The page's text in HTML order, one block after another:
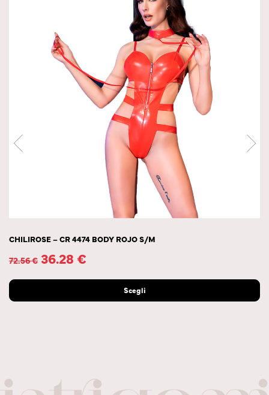
CHILIROSE – CR 4474 BODY ROJO S/M
72.56€ 36.28 €
Scegli